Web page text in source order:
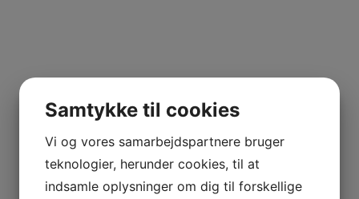
Tåstrupvej 2
2690 Karlslunde
CVR: 38647989
Samtykke til cookies
Vi og vores samarbejdspartnere bruger
teknologier, herunder cookies, til at
indsamle oplysninger om dig til forskellige